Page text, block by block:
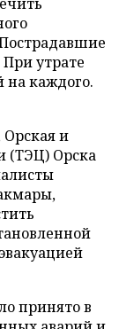
утрате
на каждого.
Орская и
(ТЭЦ) Орска
принято в